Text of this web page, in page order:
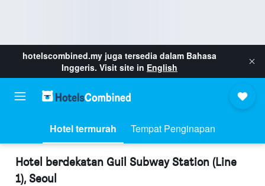
hotelscombined.my juga tersedia dalam Bahasa
Inggeris. Visit site in English
Hotel termurah Tempat Penginapan
Hotel berdekatan Guil Subway Station (Line
1), Seoul